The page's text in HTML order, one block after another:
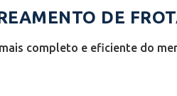
DE
completo e eficiente do